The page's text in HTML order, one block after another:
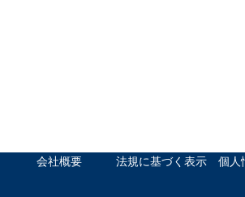
会社概要 法規に基づく表示 個人